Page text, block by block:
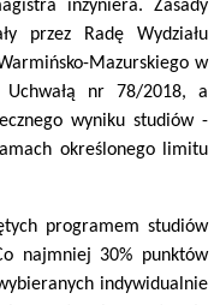
inżyniera. Zasady
przez Radę Wydziału
Mazurskiego w
nr 78/2018, a
wyniku studiów -
określonego limitu
programem studiów
najmniej 30% punktów
indywidualnie